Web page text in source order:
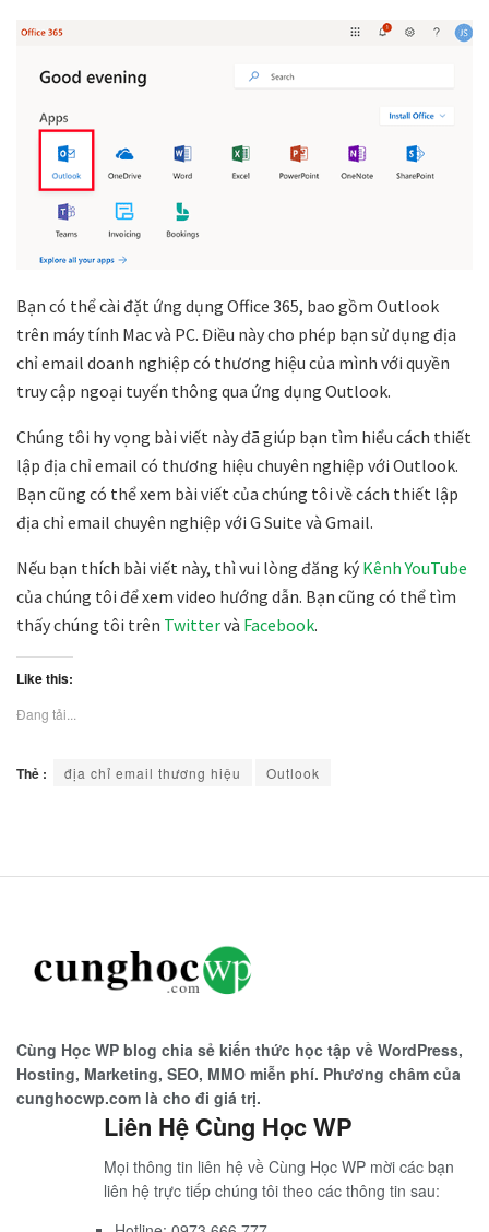
Bạn có thể cài đặt ứng dụng Office 365, bao gồm Outlook
trên máy tính Mac và PC. Điều này cho phép bạn sử dụng địa
chỉ email doanh nghiệp có thương hiệu của mình với quyền
truy cập ngoại tuyến thông qua ứng dụng Outlook.
Chúng tôi hy vọng bài viết này đã giúp bạn tìm hiểu cách thiết
lập địa chỉ email có thương hiệu chuyên nghiệp với Outlook.
Bạn cũng có thể xem bài viết của chúng tôi về cách thiết lập
địa chỉ email chuyên nghiệp với G Suite và Gmail.
Nếu bạn thích bài viết này, thì vui lòng đăng ký Kênh YouTube
của chúng tôi để xem video hướng dẫn. Bạn cũng có thể tìm
thấy chúng tôi trên Twittervà Facebook.
Like this:
Đang tải...
Thẻ : địa chỉ email thương hiệu Outlook
Cùng Học WP blog chia sẻ kiến thức học tập về WordPress,
Hosting, Marketing, SEO, MMO miễn phí. Phương châm của
cunghocwp.com là cho đi giá trị.
Liên Hệ Cùng Học WP
Mọi thông tin liên hệ về Cùng Học WP mời các bạn
liên hệ trực tiếp chúng tôi theo các thông tin sau: